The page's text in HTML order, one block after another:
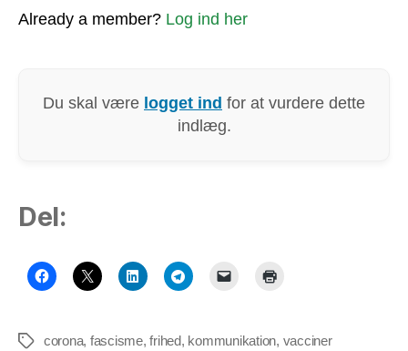
Already a member? Log ind her
Du skal være logget ind for at vurdere dette
indlæg.
Del:
Tagscorona, fascisme,frihed, kommunikation, vacciner